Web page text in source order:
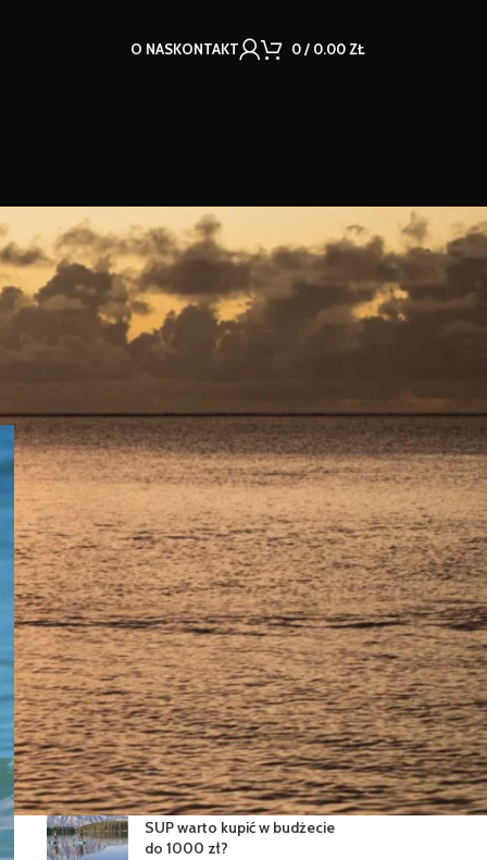
O NASKONTAKT 0/ 0.00 ZŁ
KATEGORIE
OSTATNIE WPISY
Jaki leash wybrać do deski
SUP?
26 czerwca, 2025 Brak
komentarzy
SUP zimą: czy można pływać
na dmuchanej desce SUP
podczas zimy?
23 czerwca, 2025 Brak
komentarzy
SUP do 1000 zł: jaką deskę
SUP warto kupić w budżecie
do 1000 zł?